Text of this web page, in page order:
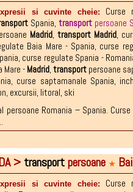
si cuvinte cheie: Curse
Spania, transport persoane
Madrid, transport Madrid,
Baia Mare - Spania, curse
, curse regulate Spania -
Mare - Madrid, transport persoane
, curse saptamanale Spania,
, excursii, litoral, ski
persoane Romania – Spania.
Reto/10000155094...
> transportpersoane ★
si cuvinte cheie: Curse